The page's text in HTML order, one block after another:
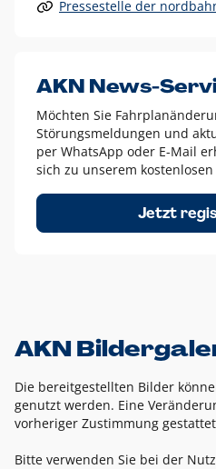
Alle anderen Logo-Varianten
Diese Ausnahmen sind zum
dem AKN Blau,
weißes Logo auf
schwarzes Logo für reine
Um das Logo herum muss ein
Höhe bzw. Breite des N aus
Pressestelle der
AKN News-
Möchten Sie
Störungsmeldungen und
per WhatsApp oder E-Mail
sich zu unserem kostenlosen
Jetzt
AKN
Die bereitgestellten Bilder
genutzt werden. Eine
vorheriger Zustimmung
Bitte verwenden Sie bei der